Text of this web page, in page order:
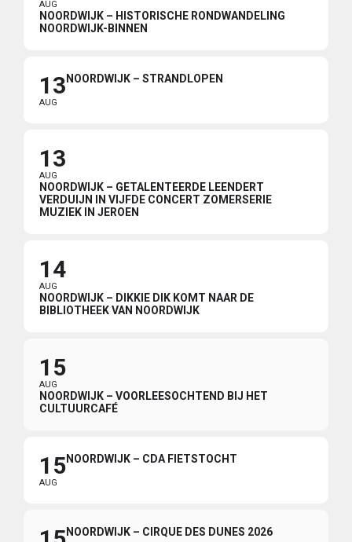
AUG
NOORDWIJK – HISTORISCHE RONDWANDELING
NOORDWIJK-BINNEN
13
AUG
NOORDWIJK – STRANDLOPEN
13
AUG
NOORDWIJK – GETALENTEERDE LEENDERT
VERDUIJN IN VIJFDE CONCERT ZOMERSERIE
MUZIEK IN JEROEN
14
AUG
NOORDWIJK – DIKKIE DIK KOMT NAAR DE
BIBLIOTHEEK VAN NOORDWIJK
15
AUG
NOORDWIJK – VOORLEESOCHTEND BIJ HET
CULTUURCAFÉ
15
AUG
NOORDWIJK – CDA FIETSTOCHT
NOORDWIJK – CIRQUE DES DUNES 2026